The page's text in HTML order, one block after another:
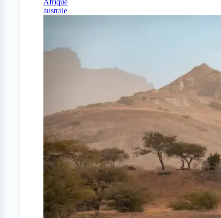
Afrique
australe